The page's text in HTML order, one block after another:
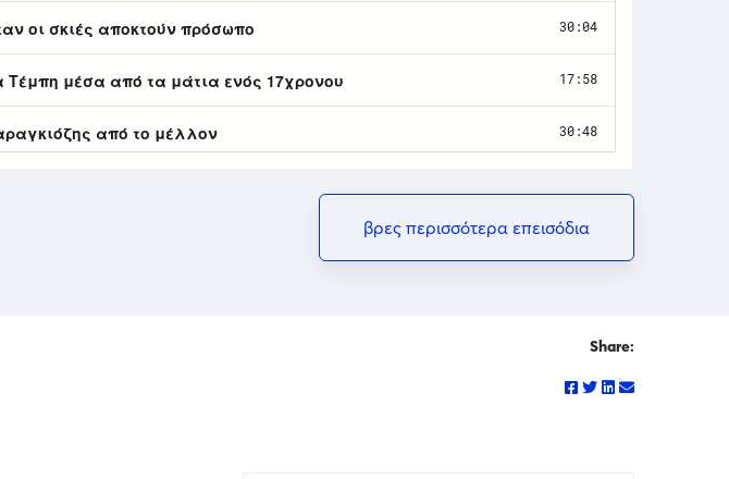
βρες περισσότερα επεισόδια
Share: